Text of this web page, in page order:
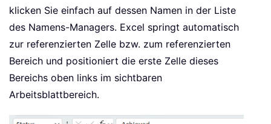
klicken Sie einfach auf dessen Namen in der Liste
des Namens-Managers. Excel springt automatisch
zur referenzierten Zelle bzw. zum referenzierten
Bereich und positioniert die erste Zelle dieses
Bereichs oben links im sichtbaren
Arbeitsblattbereich.